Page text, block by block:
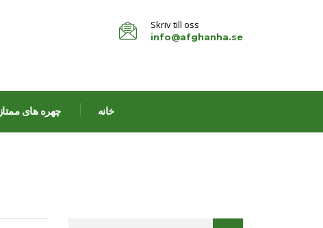
Skriv till oss
info@afghanha.se
چهره های ممتاز خانه